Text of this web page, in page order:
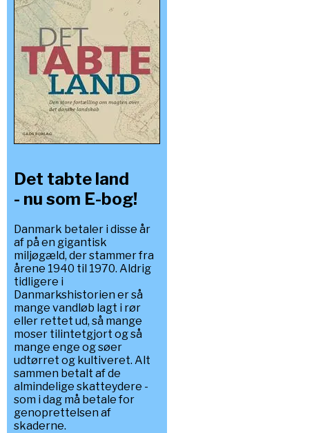
Det tabte land
- nu som E-bog!
Danmark betaler i disse år
af på en gigantisk
miljøgæld, der stammer fra
årene 1940 til 1970. Aldrig
tidligere i
Danmarkshistorien er så
mange vandløb lagt i rør
eller rettet ud, så mange
moser tilintetgjort og så
mange enge og søer
udtørret og kultiveret. Alt
sammen betalt af de
almindelige skatteydere -
som i dag må betale for
genoprettelsen af
skaderne.